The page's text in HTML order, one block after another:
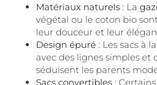
Matériaux naturels : La
végétal ou le coton bio
leur douceur et leur
Design épuré : Les sacs à
avec des lignes simples et
séduisent les parents
Sacs convertibles :